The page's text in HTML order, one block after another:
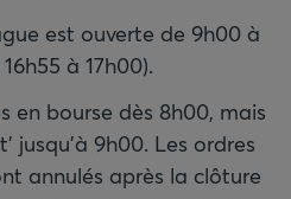
est ouverte de 9h00 à
à 17h00).
en bourse dès 8h00, mais
jusqu'à 9h00. Les ordres
annulés après la clôture